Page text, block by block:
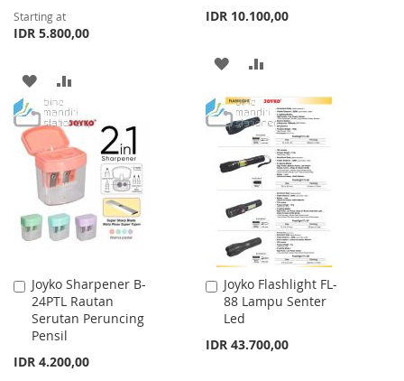
Starting at
IDR 5.800,00
ADD
TO
WISH
LIST
TO
COMPARE
IDR 10.100,00
ADD
TO
WISH
LIST
TO
COMPARE
Joyko Sharpener B-
24PTL Rautan
Serutan Peruncing
Pensil
IDR 4.200,00
Add
to
Cart
Joyko Flashlight FL-
88 Lampu Senter
Led
IDR 43.700,00
Add
to
Cart